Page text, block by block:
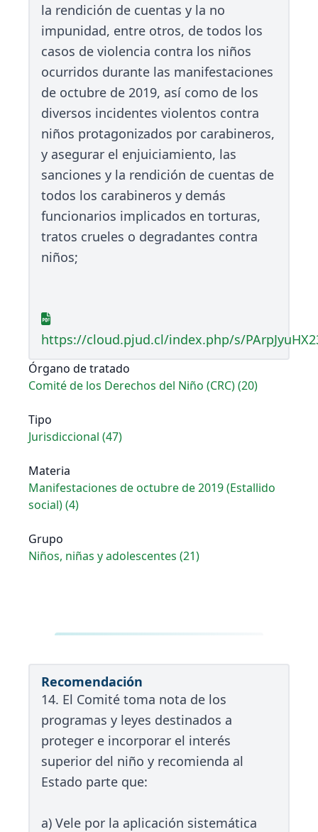
la rendición de cuentas y la no
impunidad, entre otros, de todos los
casos de violencia contra los niños
ocurridos durante las manifestaciones
de octubre de 2019, así como de los
diversos incidentes violentos contra
niños protagonizados por carabineros,
y asegurar el enjuiciamiento, las
sanciones y la rendición de cuentas de
todos los carabineros y demás
funcionarios implicados en torturas,
tratos crueles o degradantes contra
niños;
https://cloud.pjud.cl/index.php/s/
Órgano de tratado
Comité de los Derechos del Niño (CRC) (20)
Tipo
Jurisdiccional (47)
Materia
Manifestaciones de octubre de 2019 (Estallido
social) (4)
Grupo
Niños, niñas y adolescentes (21)
Recomendación
14. El Comité toma nota de los
programas y leyes destinados a
proteger e incorporar el interés
superior del niño y recomienda al
Estado parte que:
a) Vele por la aplicación sistemática